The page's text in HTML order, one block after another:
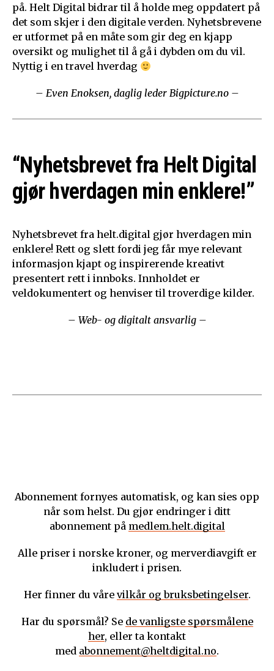
på. Helt Digital bidrar til å holde meg oppdatert på
det som skjer i den digitale verden. Nyhetsbrevene
er utformet på en måte som gir deg en kjapp
oversikt og mulighet til å gå i dybden om du vil.
Nyttig i en travel hverdag
– Even Enoksen, daglig leder Bigpicture.no –
“Nyhetsbrevet fra Helt Digital
gjør hverdagen min enklere!”
Nyhetsbrevet fra helt.digital gjør hverdagen min
enklere! Rett og slett fordi jeg får mye relevant
informasjon kjapt og inspirerende kreativt
presentert rett i innboks. Innholdet er
veldokumentert og henviser til troverdige kilder.
– Web- og digitalt ansvarlig –
Abonnement fornyes automatisk, og kan sies opp
når som helst. Du gjør endringer i ditt
abonnement på medlem.helt.digital
Alle priser i norske kroner, og merverdiavgift er
inkludert i prisen.
Her finner du våre vilkår og bruksbetingelser.
Har du spørsmål? Se de vanligste spørsmålene
her, eller ta kontakt
med abonnement@heltdigital.no.